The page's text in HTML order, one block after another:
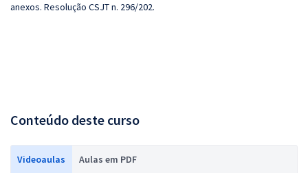
anexos. Resolução CSJT n. 296/202.
Conteúdo deste curso
Videoaulas Aulas em PDF